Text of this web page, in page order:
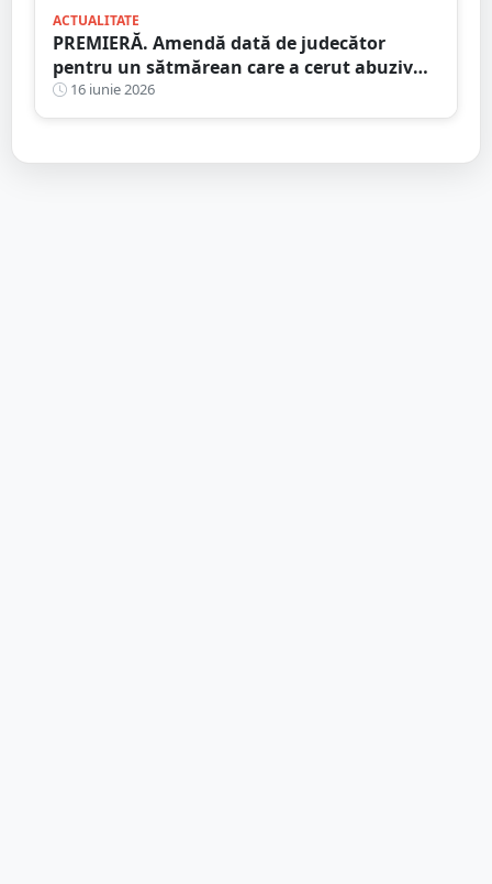
ACTUALITATE
PREMIERĂ. Amendă dată de judecător
pentru un sătmărean care a cerut abuziv
ordin de protecție
16 iunie 2026